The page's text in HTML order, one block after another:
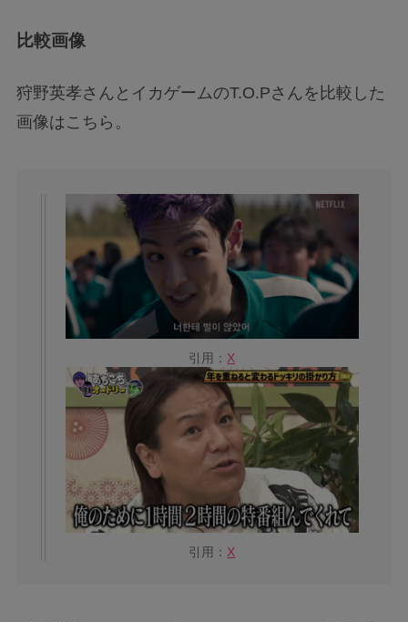
比較画像
狩野英孝さんとイカゲームのT.O.Pさんを比較した
画像はこちら。
引用： X
引用： X